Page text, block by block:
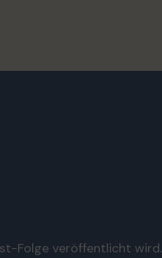
Folge veröffentlicht wird.